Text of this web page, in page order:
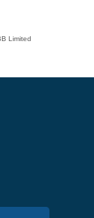
Limited